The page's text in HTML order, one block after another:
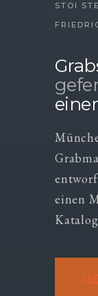
STOI
einen